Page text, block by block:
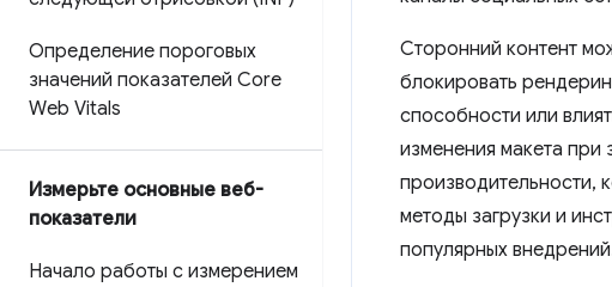
Определение пороговых
значений показателей Core
Web Vitals
Измерьте основные веб-
показатели
Начало работы с измерением
Сторонний контент
блокировать
способности или
изменения макета
производительности,
методы загрузки и
популярных